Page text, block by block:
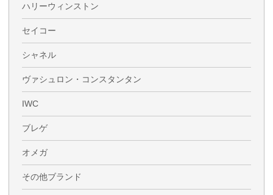
ハリーウィンストン
セイコー
シャネル
ヴァシュロン・コンスタンタン
IWC
ブレゲ
オメガ
その他ブランド